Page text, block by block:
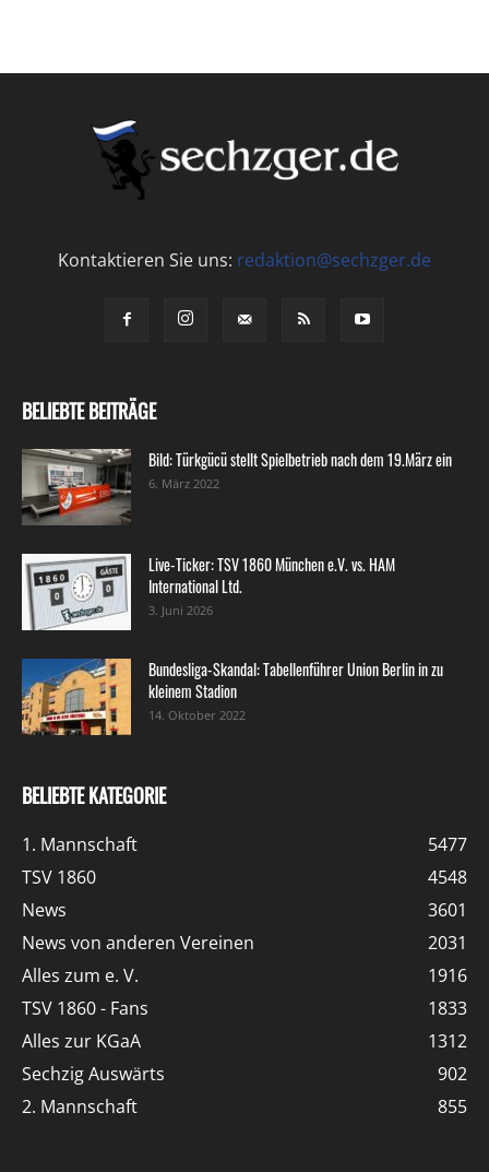
Kontaktieren Sie uns: redaktion@sechzger.de
BELIEBTE BEITRÄGE
Bild: Türkgücü stellt Spielbetrieb nach dem 19.März ein
6. März 2022
Live-Ticker: TSV 1860 München e.V. vs. HAM
International Ltd.
3. Juni 2026
Bundesliga-Skandal: Tabellenführer Union Berlin in zu
kleinem Stadion
14. Oktober 2022
BELIEBTE KATEGORIE
1. Mannschaft
5477
TSV 1860
4548
News
3601
News von anderen Vereinen
2031
Alles zum e. V.
1916
TSV 1860 - Fans
1833
Alles zur KGaA
1312
Sechzig Auswärts
902
2. Mannschaft
855